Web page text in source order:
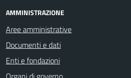
AMMINISTRAZIONE
Aree amministrative
Documenti e dati
Enti e fondazioni